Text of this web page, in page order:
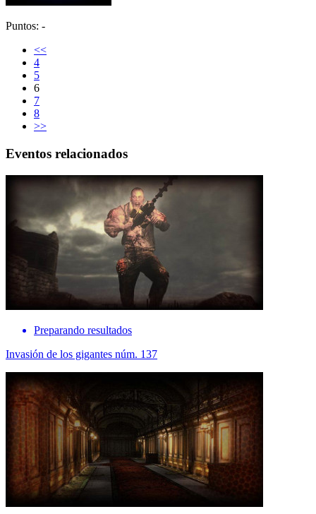
Puntos: -
<<
4
5
6
7
8
>>
Eventos relacionados
Preparando resultados
Invasión de los gigantes núm. 137